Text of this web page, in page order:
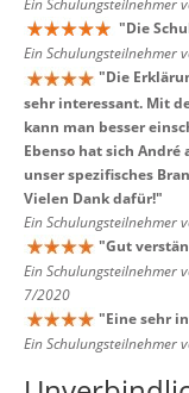
Ein Schulungsteilnehmer
"Die
Ein Schulungsteilnehmer
"Die
sehr interessant. Mit
kann man besser
Ebenso hat sich
unser spezifisches
Vielen Dank dafür!"
Ein Schulungsteilnehmer
"Gut
Ein Schulungsteilnehmer
7/2020
"Eine sehr
Ein Schulungsteilnehmer